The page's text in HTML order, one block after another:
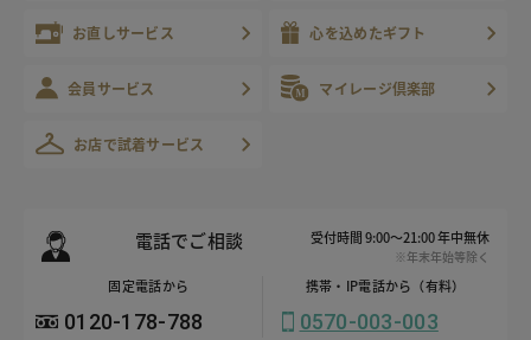
お直しサービス 心を込めたギフト
会員サービス マイレージ倶楽部
お店で試着サービス
電話でご相談 受付時間 9:00～21:00 年中無休
※年末年始等除く
固定電話から
0120-178-788
携帯・IP電話から（有料）
0570-003-003